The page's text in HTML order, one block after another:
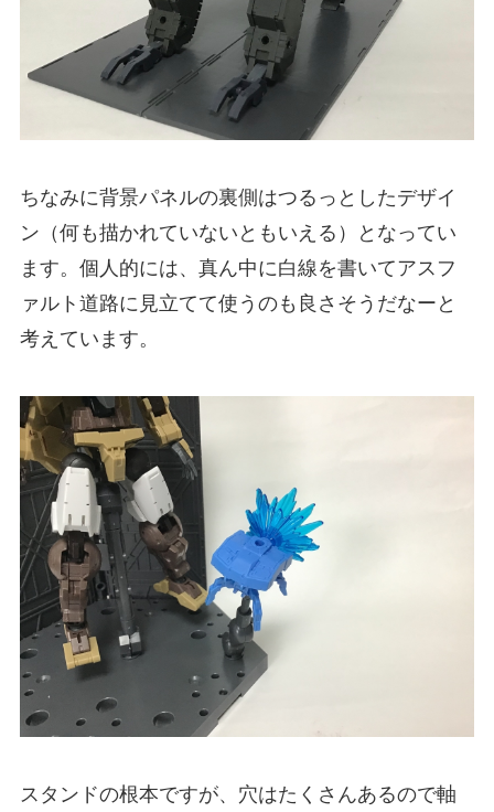
ちなみに背景パネルの裏側はつるっとしたデザイ
ン（何も描かれていないともいえる）となってい
ます。個人的には、真ん中に白線を書いてアスフ
ァルト道路に見立てて使うのも良さそうだなーと
考えています。
スタンドの根本ですが、穴はたくさんあるので軸